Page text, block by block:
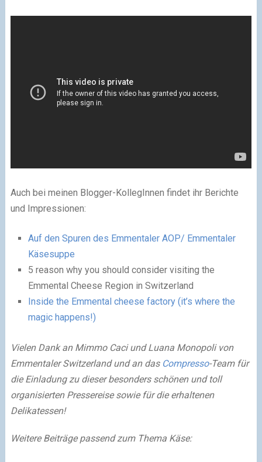
Auch bei meinen Blogger-KollegInnen findet ihr Berichte
und Impressionen:
Auf den Spuren des Emmentaler AOP/ Emmentaler
Käsesuppe
5 reason why you should consider visiting the
Emmental Cheese Region in Switzerland
Inside the Emmental cheese factory (it’s where the
magic happens!)
Vielen Dank an Mimmo Caci und Luana Monopoli von
Emmentaler Switzerland und an das Compresso-Team für
die Einladung zu dieser besonders schönen und toll
organisierten Pressereise sowie für die erhaltenen
Delikatessen!
Weitere Beiträge passend zum Thema Käse: